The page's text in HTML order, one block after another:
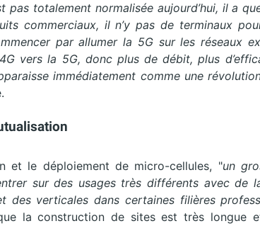
pas totalement normalisée aujourd’hui, il a
commerciaux, il n’y pas de terminaux
par allumer la 5G sur les réseaux
vers la 5G, donc plus de débit, plus
immédiatement comme une
et le déploiement de micro-cellules, "un
sur des usages très différents avec de
des verticales dans certaines filières
la construction de sites est très longue